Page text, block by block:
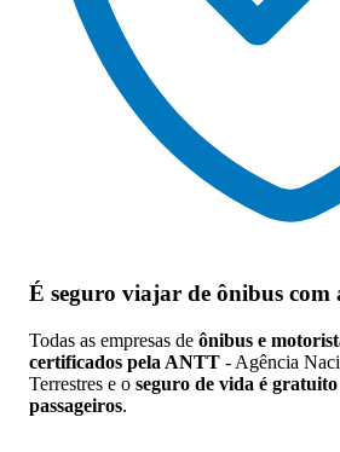
É seguro viajar de ônibus com
Todas as empresas de ônibus e
certificados pela ANTT - Agência
Terrestres e o seguro de vida é
passageiros.